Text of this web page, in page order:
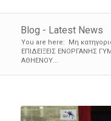
Blog - Latest News
You are here: Μη
ΕΠΙΔΕΙΞΕΙΣ ΕΝΟΡΓΑΝΗΣ
ΑΘΗΕΝΟΥ...